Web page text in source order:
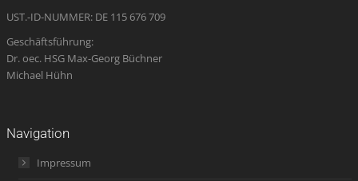
UST.-ID-NUMMER: DE 115 676 709
Geschäftsführung:
Dr. oec. HSG Max-Georg Büchner
Michael Hühn
Navigation
Impressum